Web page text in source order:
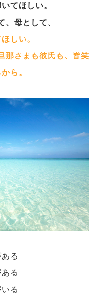
てほしい。
、母として、
しい。
那さまも彼氏も、皆笑
ら。
る
る
る